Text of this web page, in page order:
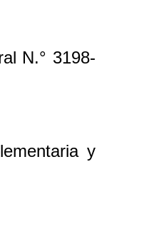
N.° 3198-
y